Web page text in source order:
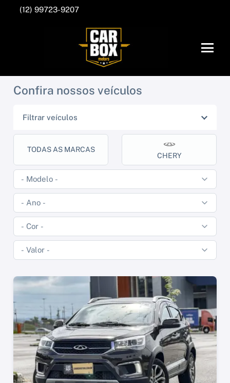
(12) 99723-9207
Confira nossos veículos
Filtrar veículos
TODAS AS MARCAS
CHERY